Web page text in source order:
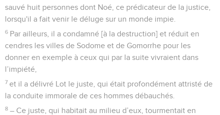
sauvé huit personnes dont Noé, ce prédicateur de la justice,
lorsqu'il a fait venir le déluge sur un monde impie.
6 Par ailleurs, il a condamné [à la destruction] et réduit en
cendres les villes de Sodome et de Gomorrhe pour les
donner en exemple à ceux qui par la suite vivraient dans
l’impiété,
7 et il a délivré Lot le juste, qui était profondément attristé de
la conduite immorale de ces hommes débauchés.
8 – Ce juste, qui habitait au milieu d’eux, tourmentait en